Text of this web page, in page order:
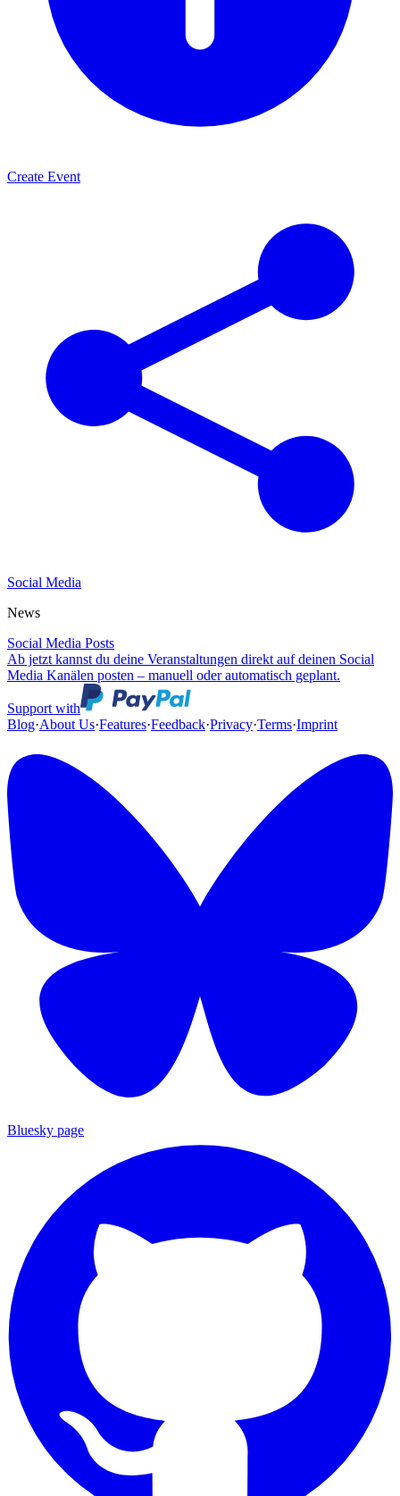
Create Event
Social Media
News
Social Media Posts
Ab jetzt kannst du deine Veranstaltungen direkt auf deinen Social
Media Kanälen posten – manuell oder automatisch geplant.
Support with
Blog·About Us·Features·Feedback·Privacy·Terms·Imprint
Bluesky page